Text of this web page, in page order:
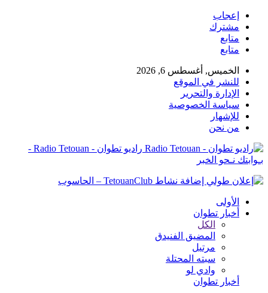
إعجاب
مشترك
متابع
متابع
الخميس, أغسطس 6, 2026
للنشر في الموقع
الإدارة والتحرير
سياسة الخصوصية
للإشهار
من نحن
راديو تطوان - Radio Tetouan -
بـوابتك نـحو الخبر
الأولى
أخبار تطوان
الكل
المضيق الفنيدق
مرتيل
سبته المحتلة
وادي لو
أخبار تطوان